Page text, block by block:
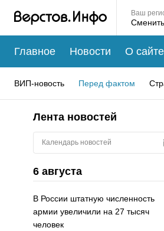
Ваш
Главное Новости О сайте
ВИП-новость Перед фактом
Лента новостей
Календарь новостей
6 августа
В России штатную численность
армии увеличили на 27 тысяч
человек